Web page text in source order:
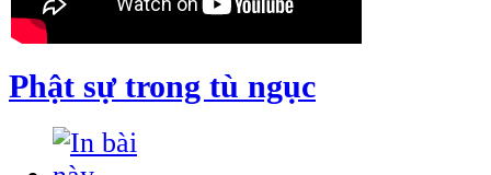
Phật sự trong tù ngục